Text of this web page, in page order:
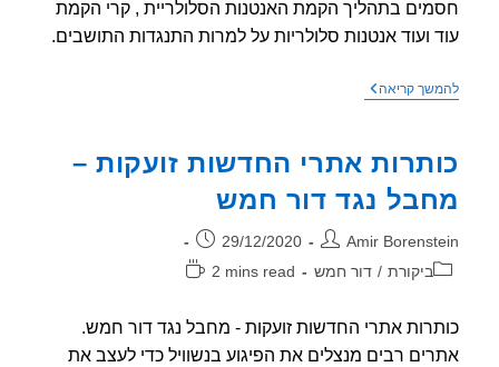
בתהליך הקמת האנטנות הסלולריית , קרי הקמת
ועוד אנטנות סלולריות על למרות התנגדות התושבים.
קריאהמהן
שוק
התקשורת
והסלולר
בארץ
אתרי החדשות זועקות –
נגד דור חמש
Amir פורסם:
29/12/2020
ביקורת / דור חמש
זמן
2 mins read
אתרי החדשות זועקות - מחבל נגד דור חמש.
רבים מנצלים את הפיגוע בנשוויל כדי לעצב את